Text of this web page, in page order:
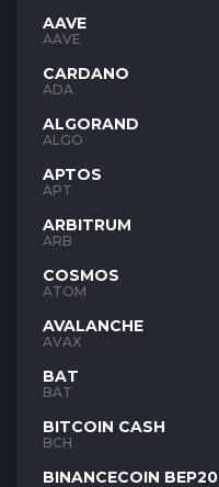
AAVE
AAVE
CARDANO
ADA
ALGORAND
ALGO
APTOS
APT
ARBITRUM
ARB
COSMOS
ATOM
AVALANCHE
AVAX
BAT
BAT
BITCOIN CASH
BCH
BINANCECOIN BEP20